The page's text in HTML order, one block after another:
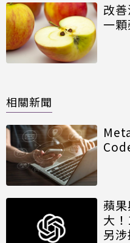
改
一
相關新聞
蘋
大
另